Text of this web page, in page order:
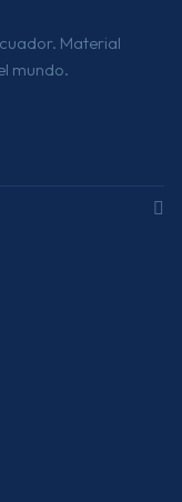
Material
mundo.